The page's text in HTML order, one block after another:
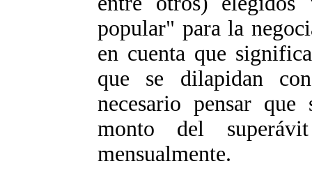
popular" para la
en cuenta que
que se dilapidan
necesario pensar
monto del
mensualmente.